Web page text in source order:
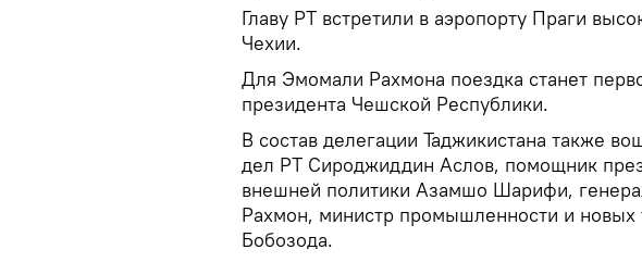
Главу РТ встретили в аэропорту Праги
Чехии.
Для Эмомали Рахмона поездка станет
президента Чешской Республики.
В состав делегации Таджикистана также
дел РТ Сироджиддин Аслов, помощник
внешней политики Азамшо Шарифи,
Рахмон, министр промышленности и новых
Бобозода.